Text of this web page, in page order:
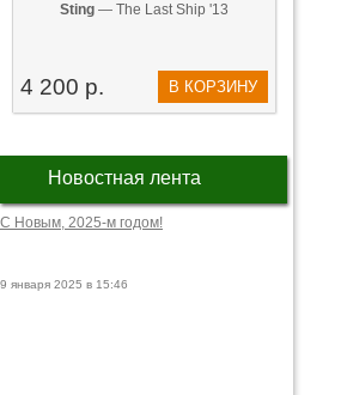
Sting — The Last Ship '13
4 200 р. В КОРЗИНУ
Новостная лента
С Новым, 2025-м годом!
9 января 2025 в 15:46